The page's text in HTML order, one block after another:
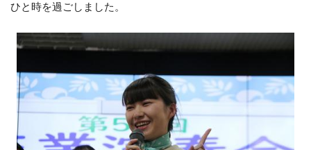
ひと時を過ごしました。